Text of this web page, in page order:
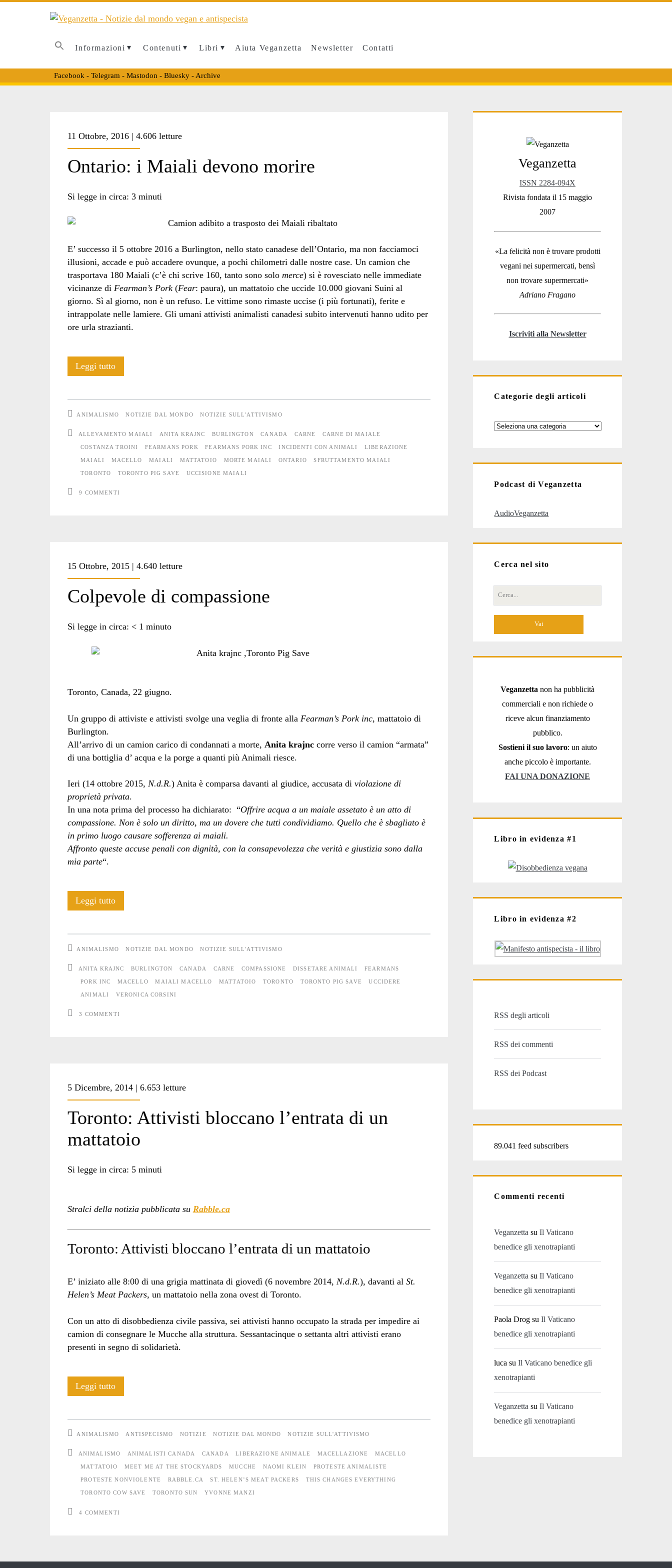
Informazioni Contenuti Libri Aiuta Veganzetta Newsletter Contatti
Facebook - Telegram - Mastodon - Bluesky- Archive
<span>canada</span>
11 Ottobre, 2016 | 4.606 letture
Ontario: i Maiali devono morire
Si legge in circa: 3 minuti
E’ successo il 5 ottobre 2016 a Burlington, nello stato canadese dell’Ontario, ma non facciamoci
illusioni, accade e può accadere ovunque, a pochi chilometri dalle nostre case. Un camion che
trasportava 180 Maiali (c’è chi scrive 160, tanto sono solo merce) si è rovesciato nelle immediate
vicinanze di Fearman’s Pork(Fear: paura), un mattatoio che uccide 10.000 giovani Suini al
giorno. Sì al giorno, non è un refuso. Le vittime sono rimaste uccise (i più fortunati), ferite e
intrappolate nelle lamiere. Gli umani attivisti animalisti canadesi subito intervenuti hanno udito per
ore urla strazianti.
Leggi tuttoOntario:
morire
ANIMALISMO NOTIZIE DAL MONDO NOTIZIE SULL'ATTIVISMO
ALLEVAMENTO MAIALI ANITA KRAJNC BURLINGTON CANADA CARNE CARNE DI MAIALE
COSTANZA TROINI FEARMANS PORK FEARMANS PORK INC INCIDENTI CON ANIMALI LIBERAZIONE
MAIALI MACELLO MAIALI MATTATOIO MORTE MAIALI ONTARIO SFRUTTAMENTO MAIALI
TORONTO TORONTO PIG SAVE UCCISIONE MAIALI
9 COMMENTI
15 Ottobre, 2015 | 4.640 letture
Colpevole di compassione
Si legge in circa: < 1 minuto
Toronto, Canada, 22 giugno.
Un gruppo di attiviste e attivisti svolge una veglia di fronte alla Fearman’s Pork inc, mattatoio di
Burlington.
All’arrivo di un camion carico di condannati a morte, Anita krajnccorre verso il camion “armata”
di una bottiglia d’ acqua e la porge a quanti più Animali riesce.
Ieri (14 ottobre 2015, N.d.R.) Anita è comparsa davanti al giudice, accusata di violazione di
proprietà privata.
In una nota prima del processo ha dichiarato: “Offrire acqua a un maiale assetato è un atto di
compassione. Non è solo un diritto, ma un dovere che tutti condividiamo. Quello che è sbagliato è
in primo luogo causare sofferenza ai maiali.
Affronto queste accuse penali con dignità, con la consapevolezza che verità e giustizia sono dalla
mia parte“.
Leggi tuttoColpevole
ANIMALISMO NOTIZIE DAL MONDO NOTIZIE SULL'ATTIVISMO
ANITA KRAJNC BURLINGTON CANADA CARNE COMPASSIONE DISSETARE ANIMALI FEARMANS
PORK INC MACELLO MAIALI MACELLO MATTATOIO TORONTO TORONTO PIG SAVE UCCIDERE
ANIMALI VERONICA CORSINI
3 COMMENTI
5 Dicembre, 2014 | 6.653 letture
Toronto: Attivisti bloccano l’entrata di un
mattatoio
Si legge in circa: 5 minuti
Stralci della notizia pubblicata su Rabble.ca
Toronto: Attivisti bloccano l’entrata di un mattatoio
E’ iniziato alle 8:00 di una grigia mattinata di giovedì (6 novembre 2014, N.d.R.), davanti al St.
Helen’s Meat Packers, un mattatoio nella zona ovest di Toronto.
Con un atto di disobbedienza civile passiva, sei attivisti hanno occupato la strada per impedire ai
camion di consegnare le Mucche alla struttura. Sessantacinque o settanta altri attivisti erano
presenti in segno di solidarietà.
Leggi tuttoToronto:
di
un
ANIMALISMO ANTISPECISMO NOTIZIE NOTIZIE DAL MONDO NOTIZIE SULL'ATTIVISMO
ANIMALISMO ANIMALISTI CANADA CANADA LIBERAZIONE ANIMALE MACELLAZIONE MACELLO
MATTATOIO MEET ME AT THE STOCKYARDS MUCCHE NAOMI KLEIN PROTESTE ANIMALISTE
PROTESTE NONVIOLENTE RABBLE.CA ST. HELEN’S MEAT PACKERS THIS CHANGES EVERYTHING
TORONTO COW SAVE TORONTO SUN YVONNE MANZI
4 COMMENTI
Primary
Sidebar
Veganzetta
ISSN 2284-094X
Rivista fondata il 15 maggio
2007
«La felicità non è trovare prodotti
vegani nei supermercati, bensì
non trovare supermercati»
Adriano Fragano
Iscriviti alla Newsletter
Categorie degli articoli
Categorie
Podcast di Veganzetta
AudioVeganzetta
Cerca nel sito
Cerca
per:
Veganzetta non ha pubblicità
commerciali e non richiede o
riceve alcun finanziamento
pubblico.
Sostieni il suo lavoro: un aiuto
anche piccolo è importante.
FAI UNA DONAZIONE
Libro in evidenza #1
Libro in evidenza #2
RSS degli articoli
RSS dei commenti
RSS dei Podcast
89.041 feed subscribers
Commenti recenti
Veganzetta suIl Vaticano
benedice gli xenotrapianti
Veganzetta suIl Vaticano
benedice gli xenotrapianti
Paola Drog suIl Vaticano
benedice gli xenotrapianti
luca suIl Vaticano benedice gli
xenotrapianti
Veganzetta suIl Vaticano
benedice gli xenotrapianti